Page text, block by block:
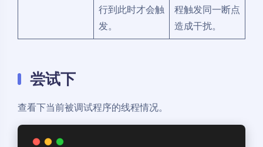
行到此时才会触
发。
程触发同一断点
造成干扰。
尝试下
查看下当前被调试程序的线程情况。